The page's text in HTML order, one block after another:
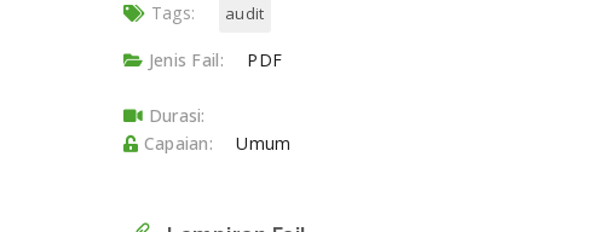
Tags: audit
Jenis Fail: PDF
Durasi:
Capaian:
Umum